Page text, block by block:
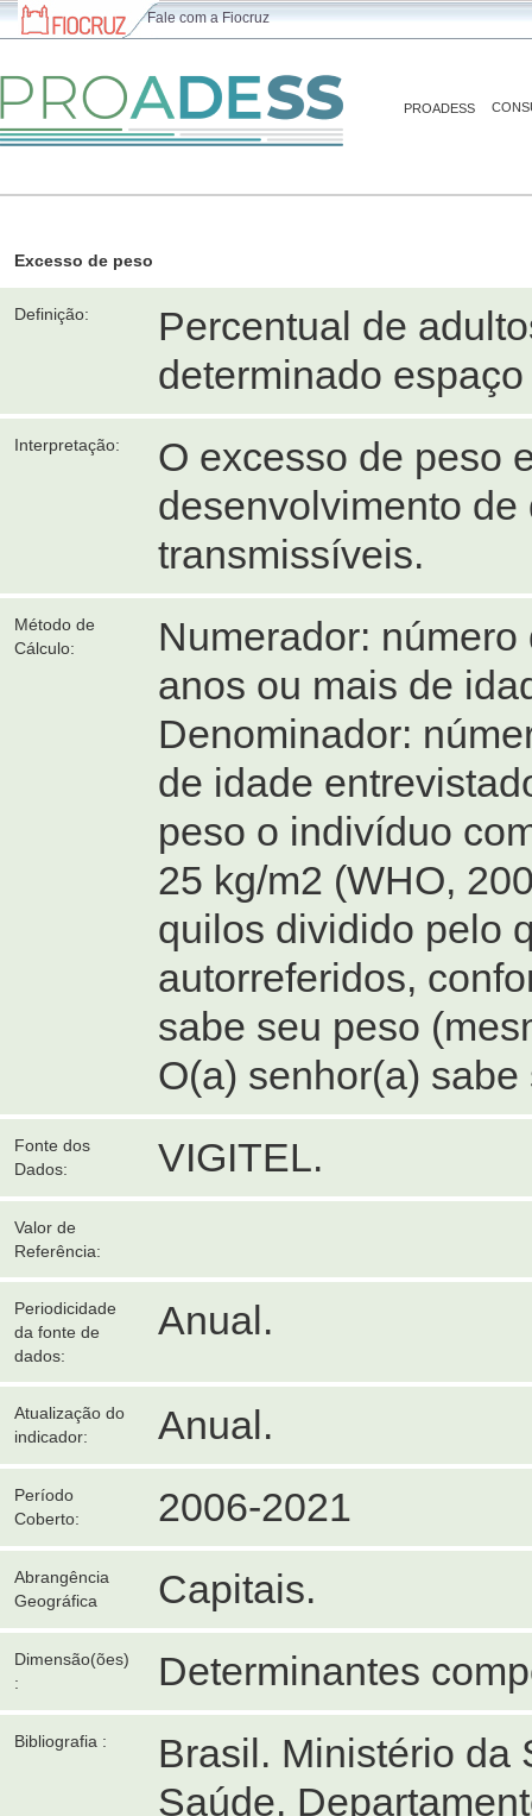
Fale com a Fiocruz
PROADESS
Excesso de peso
Definição:
Percentual de
determinado
Interpretação:
O excesso de peso
desenvolvimento
transmissíveis.
Método de
Cálculo:
Numerador:
anos ou mais de
Denominador:
de idade
peso o indivíduo
25 kg/m2 (WHO,
quilos dividido pelo
autorreferidos,
sabe seu peso
O(a) senhor(a)
Fonte dos
Dados:
VIGITEL.
Valor de
Referência:
Periodicidade
da fonte de
dados:
Anual.
Atualização do
indicador:
Anual.
Período
Coberto:
2006-2021
Abrangência
Geográfica
Capitais.
Dimensão(ões)
:
Determinantes
Bibliografia :
Brasil. Ministério da
Saúde.